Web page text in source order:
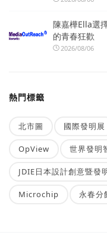
陳嘉樺Ella選
的青春狂歡
2026/08/06
熱門標籤
北市圖 國際發明展
OpView 世界發明
JDIE日本設計創意暨發
Microchip 永春分